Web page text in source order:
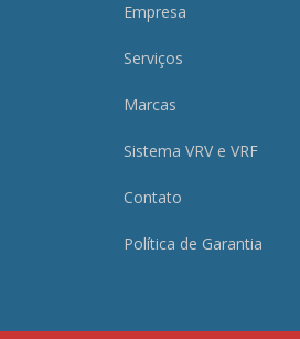
Empresa
Serviços
Marcas
Sistema VRV e VRF
Contato
Política de Garantia